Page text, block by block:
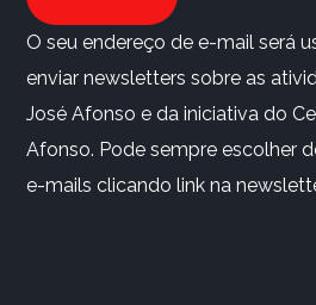
O seu endereço de e-mail será
enviar newsletters sobre as
José Afonso e da iniciativa do
Afonso. Pode sempre escolher
e-mails clicando link na